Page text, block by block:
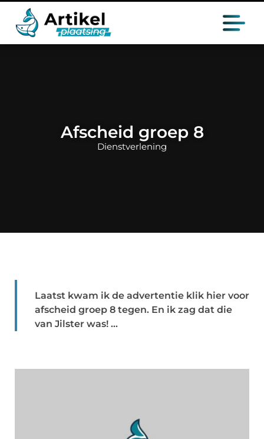
Afscheid groep 8
Dienstverlening
Laatst kwam ik de advertentie klik hier voor
afscheid groep 8 tegen. En ik zag dat die
van Jilster was! ...